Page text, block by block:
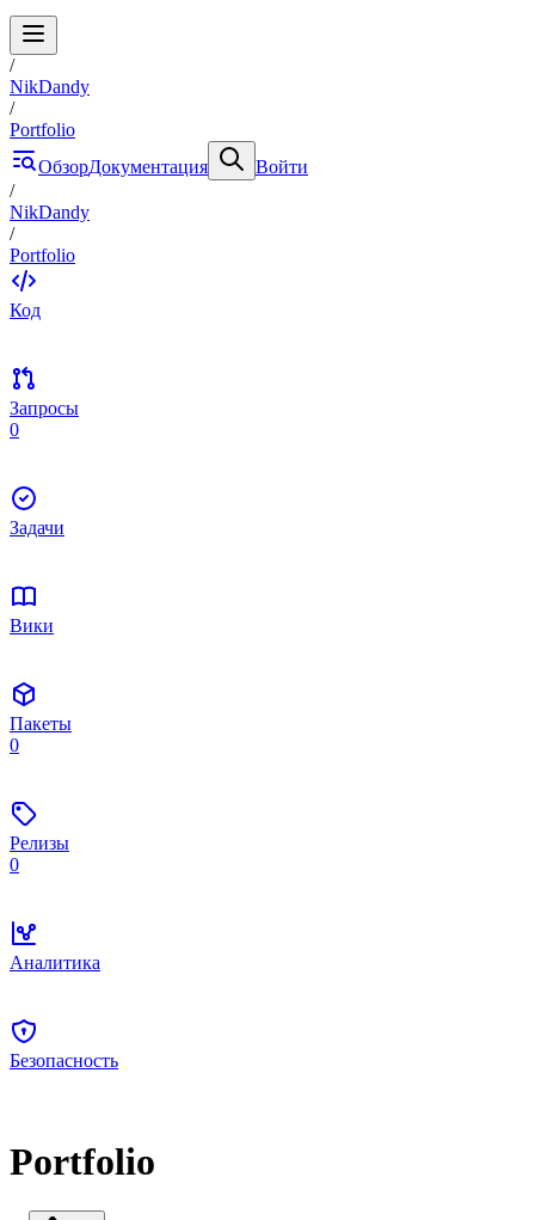
/
NikDandy
/
Portfolio
ОбзорДокументация
Войти
/
NikDandy
/
Portfolio
Код
Запросы
0
Задачи
Вики
Пакеты
0
Релизы
0
Аналитика
Безопасность
Portfolio